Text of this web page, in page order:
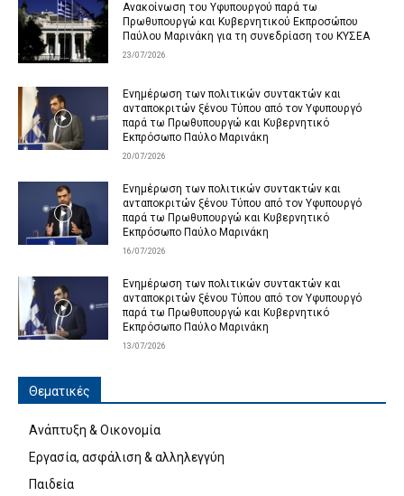
Ανακοίνωση του Υφυπουργού παρά τω
Πρωθυπουργώ και Κυβερνητικού Εκπροσώπου
Παύλου Μαρινάκη για τη συνεδρίαση του ΚΥΣΕΑ
23/07/2026
Ενημέρωση των πολιτικών συντακτών και
ανταποκριτών ξένου Τύπου από τον Υφυπουργό
παρά τω Πρωθυπουργώ και Κυβερνητικό
Εκπρόσωπο Παύλο Μαρινάκη
20/07/2026
Ενημέρωση των πολιτικών συντακτών και
ανταποκριτών ξένου Τύπου από τον Υφυπουργό
παρά τω Πρωθυπουργώ και Κυβερνητικό
Εκπρόσωπο Παύλο Μαρινάκη
16/07/2026
Ενημέρωση των πολιτικών συντακτών και
ανταποκριτών ξένου Τύπου από τον Υφυπουργό
παρά τω Πρωθυπουργώ και Κυβερνητικό
Εκπρόσωπο Παύλο Μαρινάκη
13/07/2026
Θεματικές
Ανάπτυξη & Οικονομία
Εργασία, ασφάλιση & αλληλεγγύη
Παιδεία